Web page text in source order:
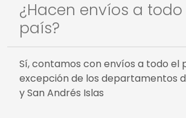
¿Hacen envíos a todo
país?
Sí, contamos con envíos a todo el
excepción de los departamentos
y San Andrés Islas